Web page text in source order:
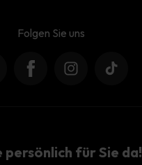
Folgen Sie uns
FacebookInstagramTikTok
persönlich für Sie da!